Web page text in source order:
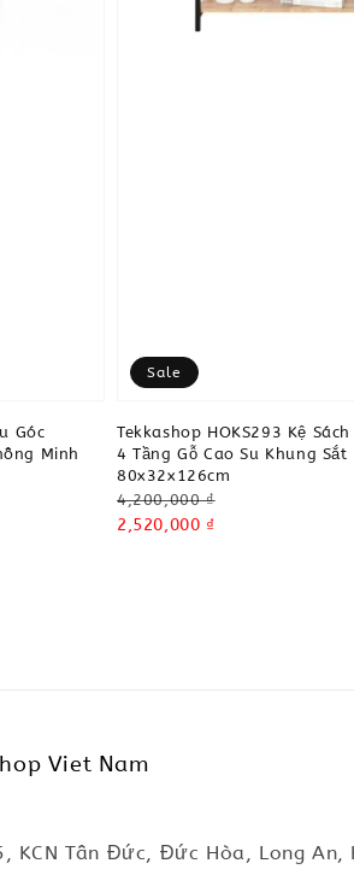
Góc
Minh
Sale
Tekkashop HOKS293 Kệ
4 Tầng Gỗ Cao Su Khung Sắt
80x32x126cm
Regular
price
4,200,000 ₫
Sale
2,520,000 ₫
Viet Nam
KCN Tân Đức, Đức Hòa, Long An,